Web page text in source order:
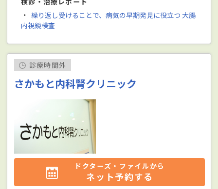
・ 繰り返し受けることで、病気の早期発見に役立つ 大腸
内視鏡検査
診療時間外
さかもと内科腎クリニック
ドクターズ・ファイルから
ネット予約する